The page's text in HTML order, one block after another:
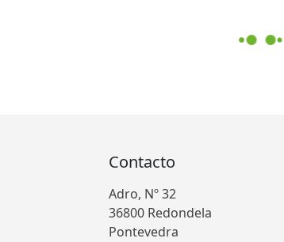
Contacto
Adro, Nº 32
36800 Redondela
Pontevedra